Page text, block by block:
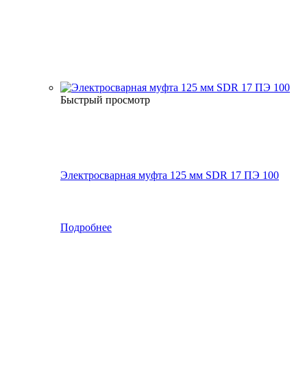
Быстрый просмотр
Электросварная муфта 125 мм SDR 17 ПЭ 100
Подробнее